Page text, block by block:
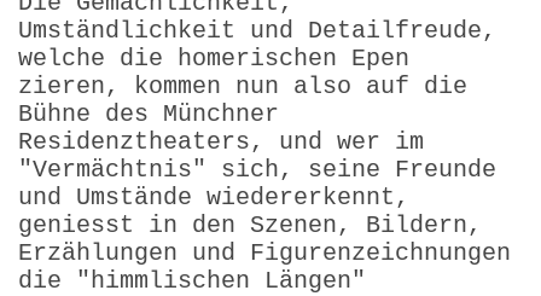
Umständlichkeit und Detailfreude,
welche die homerischen Epen
zieren, kommen nun also auf die
Bühne des Münchner
Residenztheaters, und wer im
"Vermächtnis" sich, seine Freunde
und Umstände wiedererkennt,
geniesst in den Szenen, Bildern,
Erzählungen und Figurenzeichnungen
die "himmlischen Längen"